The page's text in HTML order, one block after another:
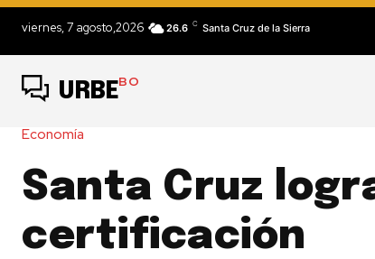
viernes, 7 agosto,2026 26.6 C Santa Cruz de la Sierra
URBEBO
Economía
Santa Cruz
certificación